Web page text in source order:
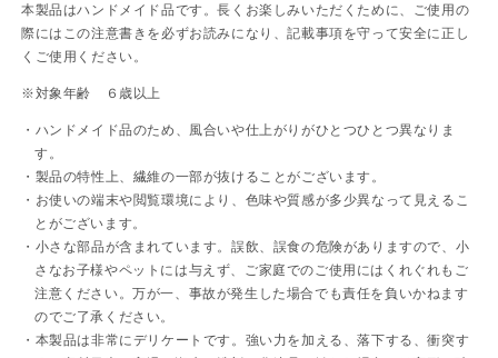
量
を
減
ら
量
を
や
す
本製品はハンドメイド品です。長くお楽しみいただくために、ご使用の
際にはこの注意書きを必ずお読みになり、記載事項を守って安全に正し
くご使用ください。
※対象年齢 ６歳以上
ハンドメイド品のため、風合いや仕上がりがひとつひとつ異なりま
す。
製品の特性上、繊維の一部が抜けることがございます。
お使いの端末や閲覧環境により、色味や質感が多少異なって見えるこ
とがございます。
小さな部品が含まれています。誤飲、誤食の危険がありますので、小
さなお子様やペットには与えず、ご家庭でのご使用にはくれぐれもご
注意ください。万が一、事故が発生した場合でも責任を負いかねます
のでご了承ください。
本製品は非常にデリケートです。強い力を加える、落下する、衝突す